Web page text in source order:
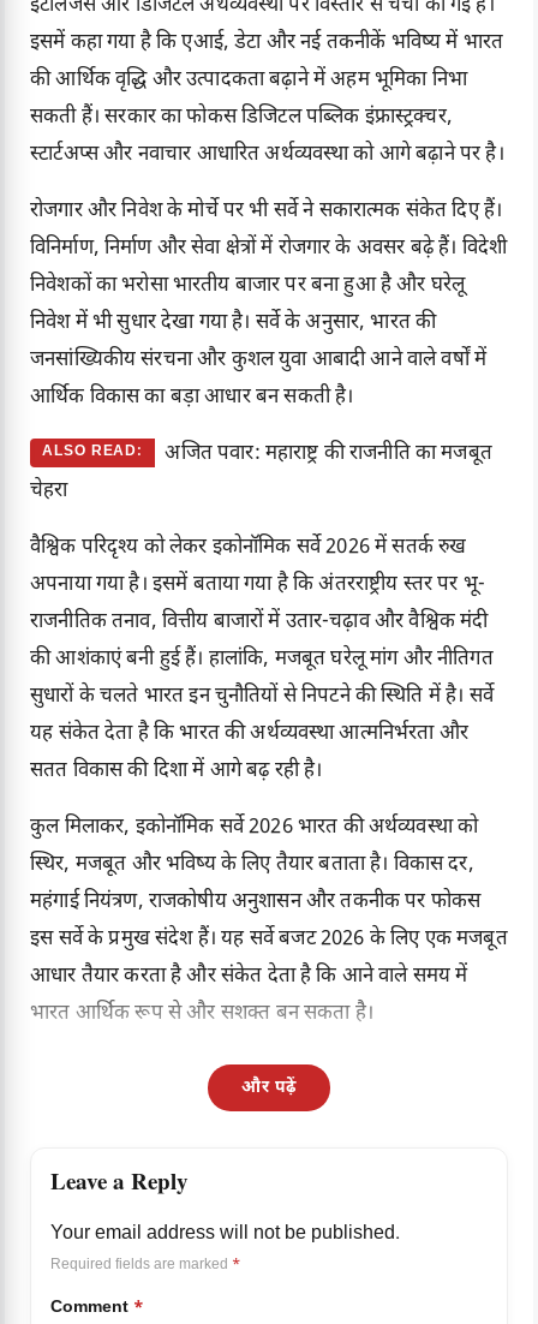
इंटेलिजेंस और डिजिटल अर्थव्यवस्था पर विस्तार से चर्चा की गई है।
इसमें कहा गया है कि एआई, डेटा और नई तकनीकें भविष्य में भारत
की आर्थिक वृद्धि और उत्पादकता बढ़ाने में अहम भूमिका निभा
सकती हैं। सरकार का फोकस डिजिटल पब्लिक इंफ्रास्ट्रक्चर,
स्टार्टअप्स और नवाचार आधारित अर्थव्यवस्था को आगे बढ़ाने पर है।
रोजगार और निवेश के मोर्चे पर भी सर्वे ने सकारात्मक संकेत दिए हैं।
विनिर्माण, निर्माण और सेवा क्षेत्रों में रोजगार के अवसर बढ़े हैं। विदेशी
निवेशकों का भरोसा भारतीय बाजार पर बना हुआ है और घरेलू
निवेश में भी सुधार देखा गया है। सर्वे के अनुसार, भारत की
जनसांख्यिकीय संरचना और कुशल युवा आबादी आने वाले वर्षों में
आर्थिक विकास का बड़ा आधार बन सकती है।
ALSO READ:
अजित पवार: महाराष्ट्र की राजनीति का मजबूत
चेहरा
वैश्विक परिदृश्य को लेकर इकोनॉमिक सर्वे 2026 में सतर्क रुख
अपनाया गया है। इसमें बताया गया है कि अंतरराष्ट्रीय स्तर पर भू-
राजनीतिक तनाव, वित्तीय बाजारों में उतार-चढ़ाव और वैश्विक मंदी
की आशंकाएं बनी हुई हैं। हालांकि, मजबूत घरेलू मांग और नीतिगत
सुधारों के चलते भारत इन चुनौतियों से निपटने की स्थिति में है। सर्वे
यह संकेत देता है कि भारत की अर्थव्यवस्था आत्मनिर्भरता और
सतत विकास की दिशा में आगे बढ़ रही है।
कुल मिलाकर, इकोनॉमिक सर्वे 2026 भारत की अर्थव्यवस्था को
स्थिर, मजबूत और भविष्य के लिए तैयार बताता है। विकास दर,
महंगाई नियंत्रण, राजकोषीय अनुशासन और तकनीक पर फोकस
इस सर्वे के प्रमुख संदेश हैं। यह सर्वे बजट 2026 के लिए एक मजबूत
आधार तैयार करता है और संकेत देता है कि आने वाले समय में
भारत आर्थिक रूप से और सशक्त बन सकता है।
और पढ़ें
Leave a Reply
Your email address will not be published.
Required fields are marked *
Comment *